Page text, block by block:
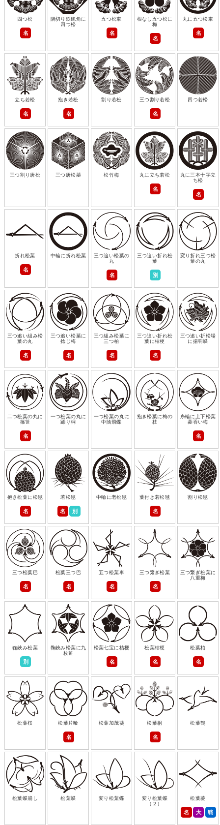
四つ松
名
隅切り鉄砲角に
四つ松
五つ松車
名
根なし五つ松に
梅
名
丸に五つ松車
名
立ち若松
名
抱き若松
名
割り若松 三つ割り若松
名
四つ若松
三つ割り唐松 三つ唐松菱 松竹梅 丸に立ち若松
名
丸に三本十字立
ち松
名
折れ松葉
名
中輪に折れ松葉
三つ追い松葉の
丸
名
三つ追い折れ松
葉
別
変り折れ三つ松
葉の丸
三つ追い組み松
葉の丸
名
三つ追い松葉に
捻じ梅
名
三つ組み松葉に
三つ柏
名
三つ追い折れ松
葉に桔梗
名
三つ追い折松場
に揚羽蝶
二つ松葉の丸に
篠笹
名
一つ松葉の丸に
踊り桐
一つ松葉の丸に
中陰飛蝶
抱き松葉に梅の
枝
糸輪に上下松葉
菱香い梅
名
抱き松葉に松毬
名
若松毬
名 別
中輪に老松毬 葉付き若松毬
名
割り松毬
三つ松葉巴
名
松葉三つ巴
名
五つ松葉車
名
三つ繋ぎ松葉
名
三つ繋ぎ松葉に
八重梅
鞠鋏み松葉
別
鞠鋏み松葉に九
枚笹
松葉七宝に桔梗
名
松葉桔梗
名
松葉柏
名
松葉桜 松葉片喰
名
松葉加茂葵 松葉桐
名
松葉鶴
松葉蝶崩し 松葉蝶 変り松葉蝶
変り松葉蝶
（２）
松葉菱
名 大 戦